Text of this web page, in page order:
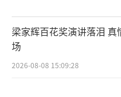
梁家辉百花奖演讲落泪 真
场
2026-08-08 15:09:28